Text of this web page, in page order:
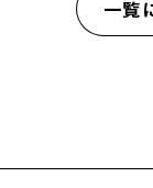
一覧